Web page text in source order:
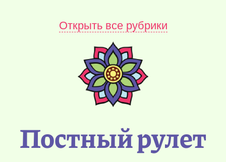
Открыть все рубрики
Постный рулет